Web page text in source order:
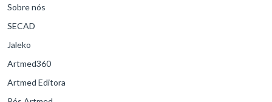
Sobre nós
SECAD
Jaleko
Artmed360
Artmed Editora